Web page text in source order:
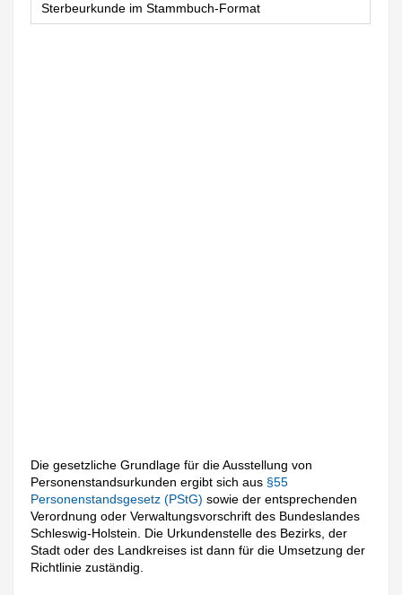
Sterbeurkunde im Stammbuch-Format
Die gesetzliche Grundlage für die Ausstellung von
Personenstandsurkunden ergibt sich aus §55
Personenstandsgesetz (PStG)sowie der entsprechenden
Verordnung oder Verwaltungsvorschrift des Bundeslandes
Schleswig-Holstein. Die Urkundenstelle des Bezirks, der
Stadt oder des Landkreises ist dann für die Umsetzung der
Richtlinie zuständig.